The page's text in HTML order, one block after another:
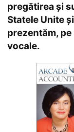
pregătirea și
Statele Unite
prezentăm,
vocale.